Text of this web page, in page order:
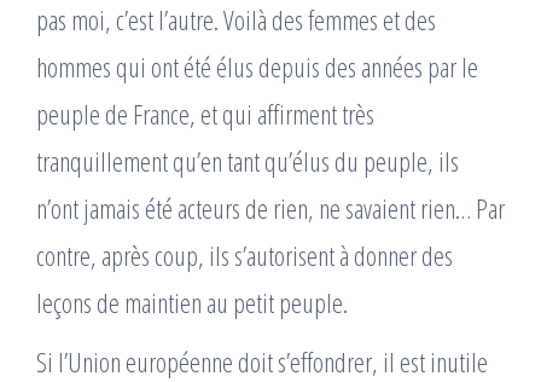
pas moi, c’est l’autre. Voilà des femmes et des
hommes qui ont été élus depuis des années par le
peuple de France, et qui affirment très
tranquillement qu’en tant qu’élus du peuple, ils
n’ont jamais été acteurs de rien, ne savaient rien… Par
contre, après coup, ils s’autorisent à donner des
leçons de maintien au petit peuple.
Si l’Union européenne doit s’effondrer, il est inutile